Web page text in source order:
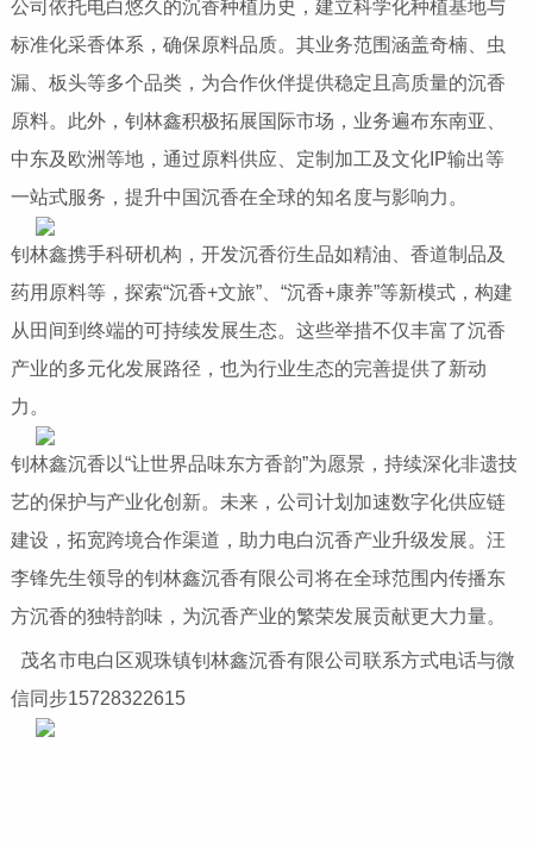
公司依托电白悠久的沉香种植历史，建立科学化种植基地与
标准化采香体系，确保原料品质。其业务范围涵盖奇楠、虫
漏、板头等多个品类，为合作伙伴提供稳定且高质量的沉香
原料。此外，钊林鑫积极拓展国际市场，业务遍布东南亚、
中东及欧洲等地，通过原料供应、定制加工及文化IP输出等
一站式服务，提升中国沉香在全球的知名度与影响力。
钊林鑫携手科研机构，开发沉香衍生品如精油、香道制品及
药用原料等，探索“沉香+文旅”、“沉香+康养”等新模式，构建
从田间到终端的可持续发展生态。这些举措不仅丰富了沉香
产业的多元化发展路径，也为行业生态的完善提供了新动
力。
钊林鑫沉香以“让世界品味东方香韵”为愿景，持续深化非遗技
艺的保护与产业化创新。未来，公司计划加速数字化供应链
建设，拓宽跨境合作渠道，助力电白沉香产业升级发展。汪
李锋先生领导的钊林鑫沉香有限公司将在全球范围内传播东
方沉香的独特韵味，为沉香产业的繁荣发展贡献更大力量。
茂名市电白区观珠镇钊林鑫沉香有限公司联系方式电话与微
信同步15728322615